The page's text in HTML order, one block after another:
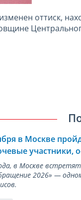
оттиск,
в Москве
участники,
в Москве
2026» —